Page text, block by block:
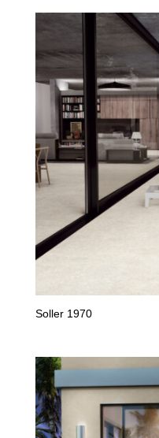
Soller 1970